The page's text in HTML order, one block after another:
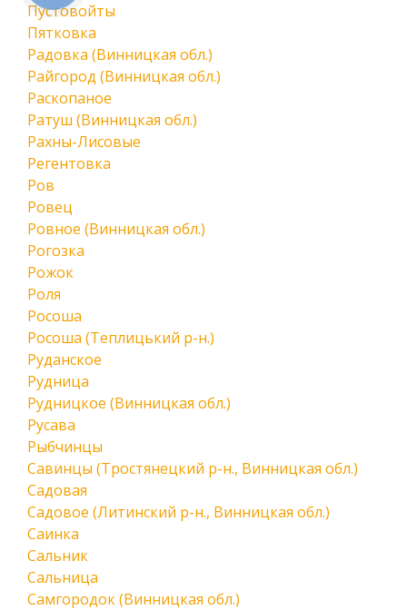
Пустовойты
Пятковка
Радовка (Винницкая обл.)
Райгород (Винницкая обл.)
Раскопаное
Ратуш (Винницкая обл.)
Рахны-Лисовые
Регентовка
Ров
Ровец
Ровное (Винницкая обл.)
Рогозка
Рожок
Роля
Росоша
Росоша (Теплицький р-н.)
Руданское
Рудница
Рудницкое (Винницкая обл.)
Русава
Рыбчинцы
Савинцы (Тростянецкий р-н., Винницкая обл.)
Садовая
Садовое (Литинский р-н., Винницкая обл.)
Саинка
Сальник
Сальница
Самгородок (Винницкая обл.)